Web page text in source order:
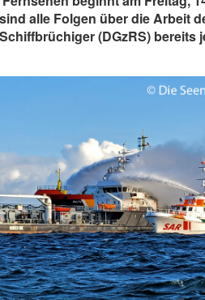
alle Folgen über die Arbeit
(DGzRS) bereits